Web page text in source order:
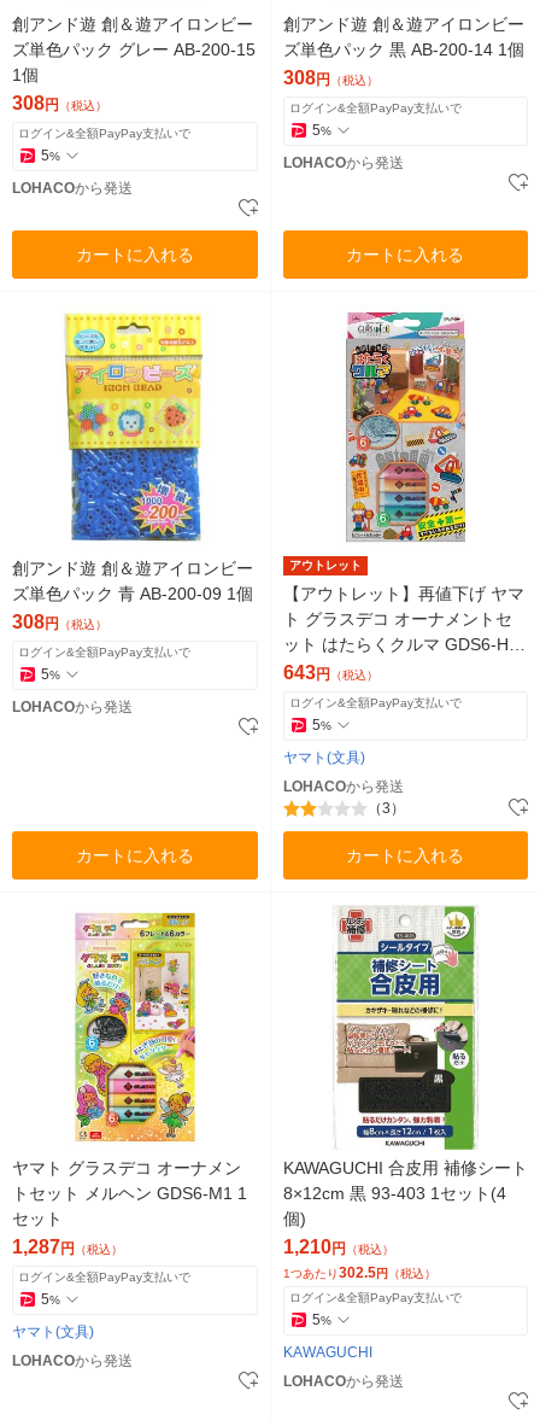
創アンド遊 創＆遊アイロンビー
ズ単色パック グレー AB-200-15
1個
308円 （税込）
ログイン&全額PayPay支払いで
5%
LOHACOから発送
カートに入れる
創アンド遊 創＆遊アイロンビー
ズ単色パック 黒 AB-200-14 1個
308円 （税込）
ログイン&全額PayPay支払いで
5%
LOHACOから発送
カートに入れる
創アンド遊 創＆遊アイロンビー
ズ単色パック 青 AB-200-09 1個
308円 （税込）
ログイン&全額PayPay支払いで
5%
LOHACOから発送
カートに入れる
アウトレット
【アウトレット】再値下げ ヤマ
ト グラスデコ オーナメントセ
ット はたらくクルマ GDS6-H1
1個
643円 （税込）
ログイン&全額PayPay支払いで
5%
ヤマト(文具)
LOHACOから発送
（3）
カートに入れる
ヤマト グラスデコ オーナメン
トセット メルヘン GDS6-M1 1
セット
1,287円 （税込）
ログイン&全額PayPay支払いで
5%
ヤマト(文具)
LOHACOから発送
KAWAGUCHI 合皮用 補修シート
8×12cm 黒 93-403 1セット(4
個)
1,210円
（税込）
1つあたり302.5円 （税込）
ログイン&全額PayPay支払いで
5%
KAWAGUCHI
LOHACOから発送